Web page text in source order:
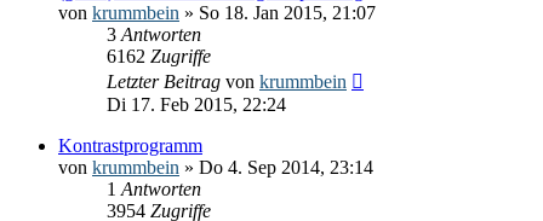
von krummbein » So 18. Jan 2015, 21:07
3 Antworten
6162 Zugriffe
Letzter Beitrag von krummbein
Di 17. Feb 2015, 22:24
Kontrastprogramm
von krummbein » Do 4. Sep 2014, 23:14
1 Antworten
3954 Zugriffe